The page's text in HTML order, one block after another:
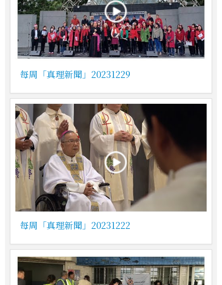
每周「真理新聞」20231229
每周「真理新聞」20231222